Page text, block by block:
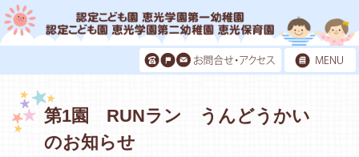
第1園 RUNラン うんどうかい
のお知らせ